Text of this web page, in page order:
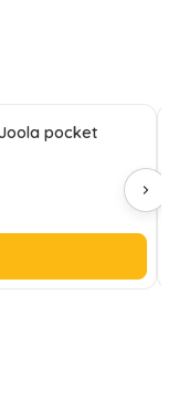
pocket